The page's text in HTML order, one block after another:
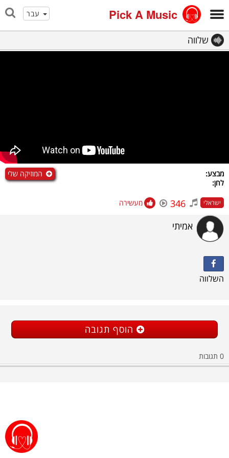
עבר Pick A Music
שלווה
מבצע:
לחן:
המוזיקה שלי
ישראלי 346 מעשירה
אמיתי
השלווה
הוסף תגובה
0 תגובות